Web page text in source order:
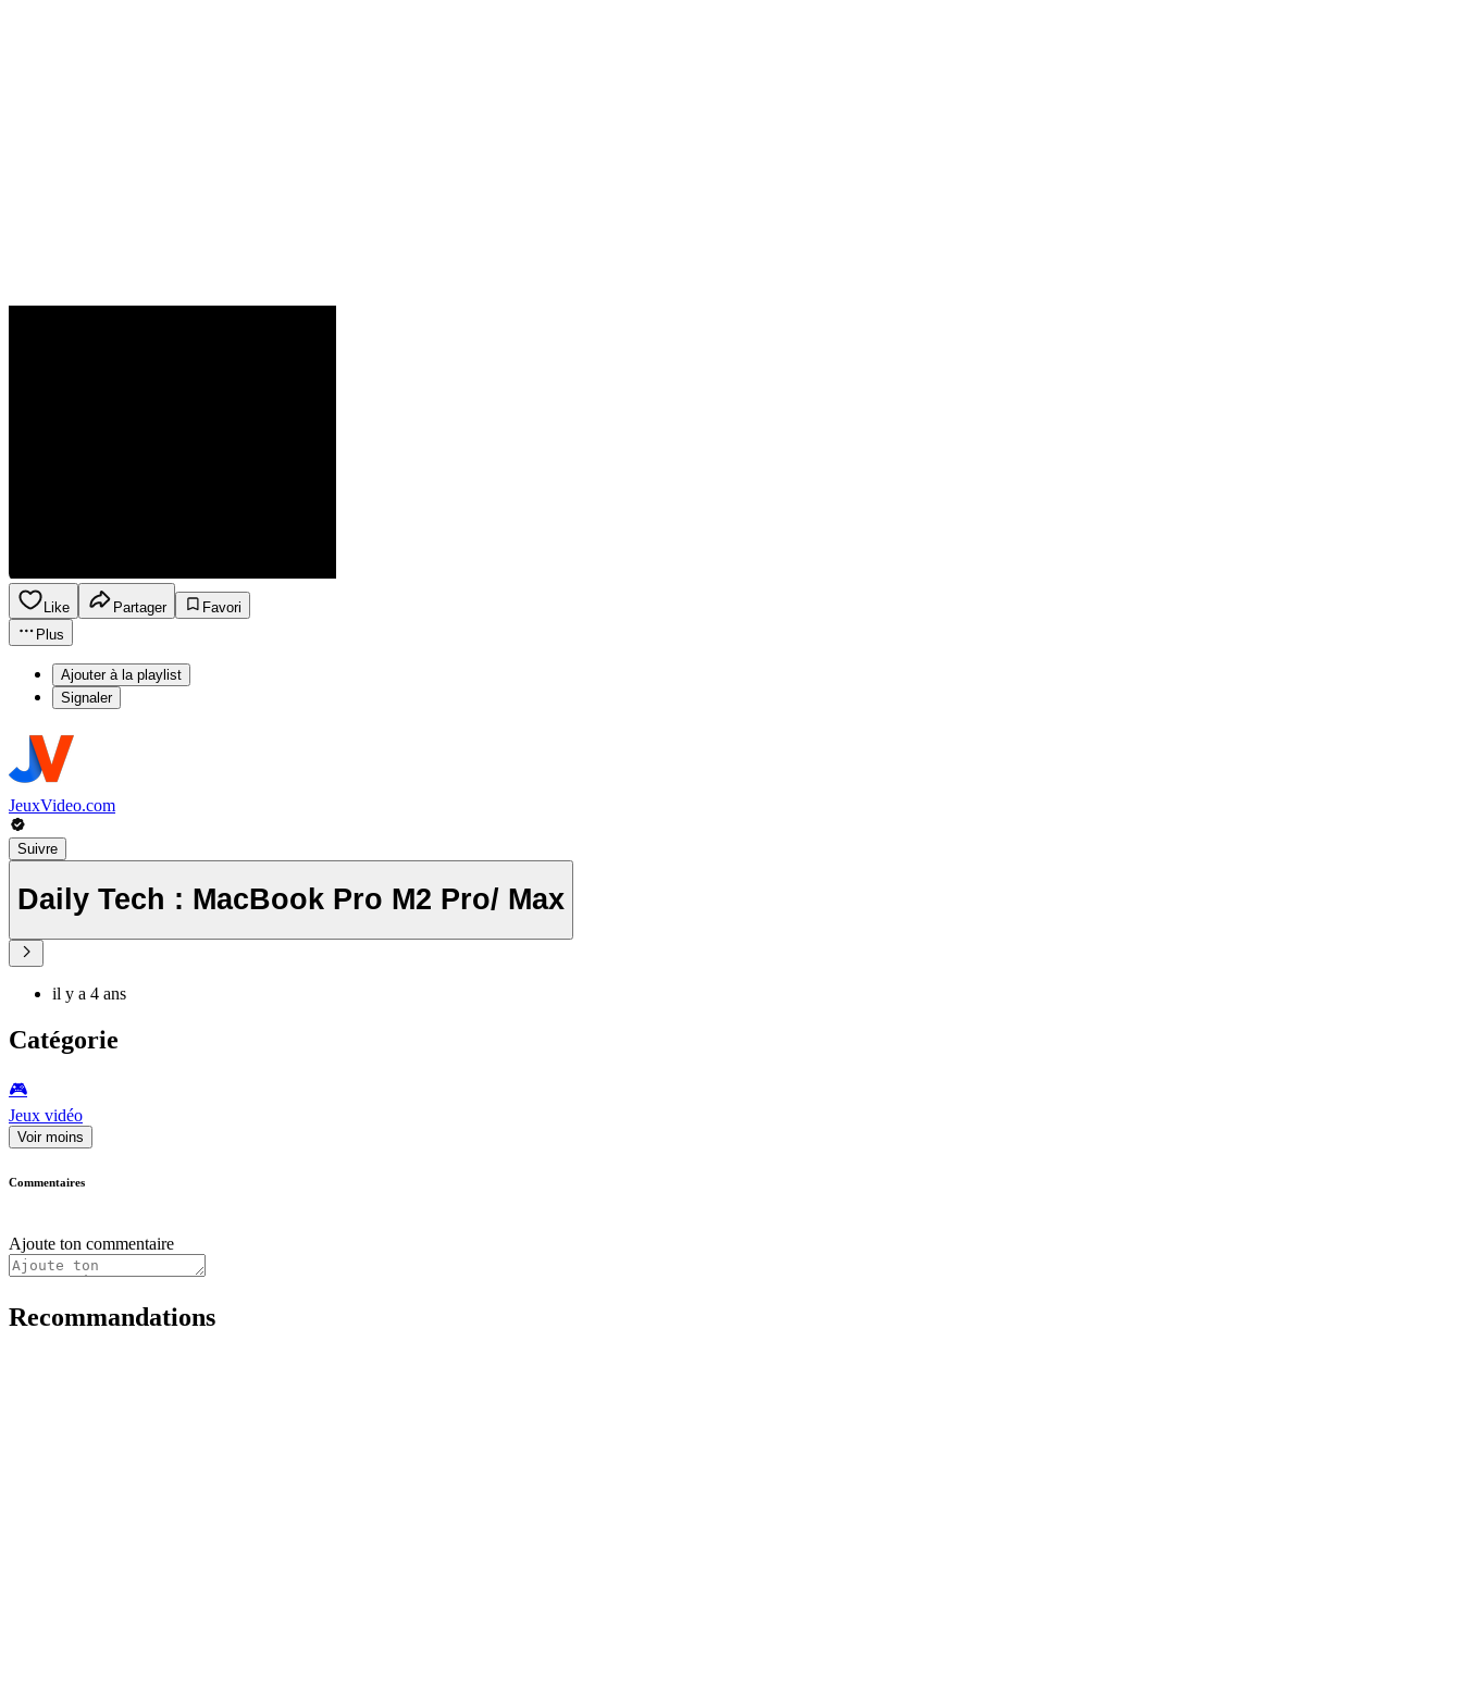
Like Partager
Favori
Plus
Ajouter à la playlist
Signaler
JeuxVideo.com
Suivre
Daily Tech : MacBook Pro M2 Pro/ Max
il y a 4 ans
Catégorie
🎮️
Jeux vidéo
Voir moins
Commentaires
Ajoute ton commentaire
Recommandations